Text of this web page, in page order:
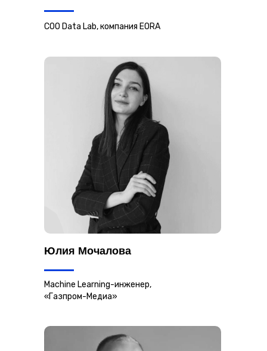
COO Data Lab, компания EORA
Юлия Мочалова
Machine Learning-инженер,
«Газпром-Медиа»